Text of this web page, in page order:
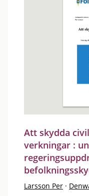
Att skydda
verkningar :
Larsson Per ·